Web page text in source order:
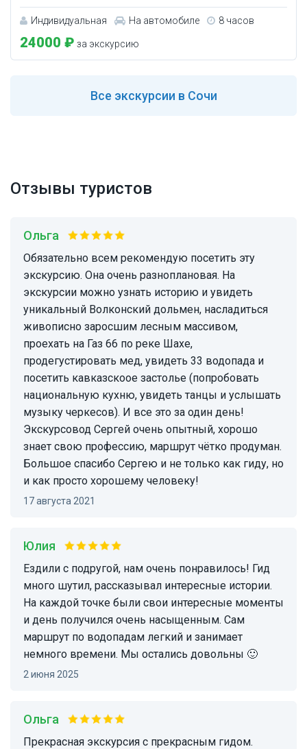
Индивидуальная На автомобиле 8 часов
24000 ₽ за экскурсию
Все экскурсии в Сочи
Отзывы туристов
Ольга
Обязательно всем рекомендую посетить эту
экскурсию. Она очень разноплановая. На
экскурсии можно узнать историю и увидеть
уникальный Волконский дольмен, насладиться
живописно заросшим лесным массивом,
проехать на Газ 66 по реке Шахе,
продегустировать мед, увидеть 33 водопада и
посетить кавказскоое застолье (попробовать
национальную кухню, увидеть танцы и услышать
музыку черкесов). И все это за один день!
Экскурсовод Сергей очень опытный, хорошо
знает свою профессию, маршрут чётко продуман.
Большое спасибо Сергею и не только как гиду, но
и как просто хорошему человеку!
17 августа 2021
Юлия
Ездили с подругой, нам очень понравилось! Гид
много шутил, рассказывал интересные истории.
На каждой точке были свои интересные моменты
и день получился очень насыщенным. Сам
маршрут по водопадам легкий и занимает
немного времени. Мы остались довольны 🙂
2 июня 2025
Ольга
Прекрасная экскурсия с прекрасным гидом.